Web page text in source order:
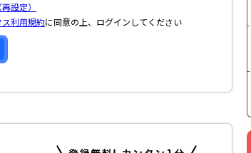
設定）
ス利用規約に同意の上、ログインしてください